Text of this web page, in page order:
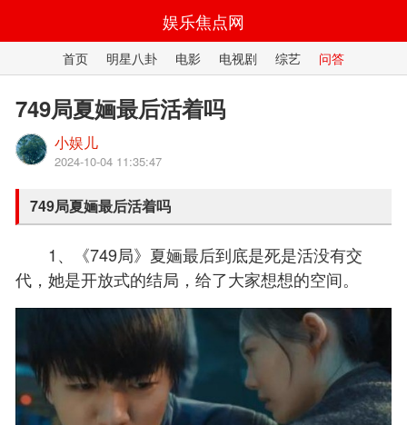
娱乐焦点网
首页 明星八卦 电影 电视剧 综艺 问答
749局夏婳最后活着吗
小娱儿
2024-10-04 11:35:47
749局夏婳最后活着吗
1、《749局》夏婳最后到底是死是活没有交
代，她是开放式的结局，给了大家想想的空间。